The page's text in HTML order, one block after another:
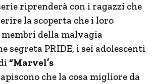
riprenderà con i ragazzi che
la scoperta che i loro
della malvagia
segreta PRIDE, i sei adolescenti
“Marvel’s
che la cosa migliore da